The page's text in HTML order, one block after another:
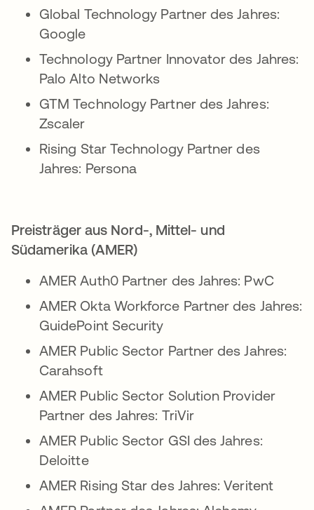
Global Technology Partner des Jahres:
Google
Technology Partner Innovator des Jahres:
Palo Alto Networks
GTM Technology Partner des Jahres:
Zscaler
Rising Star Technology Partner des
Jahres: Persona
Preisträger aus Nord-, Mittel- und
Südamerika (AMER)
AMER Auth0 Partner des Jahres: PwC
AMER Okta Workforce Partner des Jahres:
GuidePoint Security
AMER Public Sector Partner des Jahres:
Carahsoft
AMER Public Sector Solution Provider
Partner des Jahres: TriVir
AMER Public Sector GSI des Jahres:
Deloitte
AMER Rising Star des Jahres: Veritent